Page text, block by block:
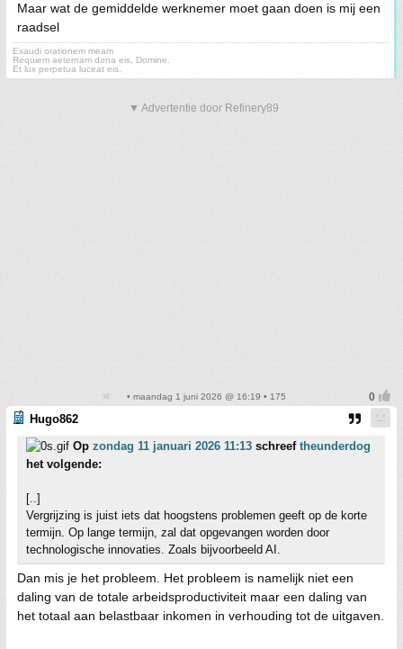
Maar wat de gemiddelde werknemer moet gaan doen is mij een
raadsel
Exaudi orationem meam
Requiem aeternam dona eis, Domine.
Et lux perpetua luceat eis.
▼ Advertentie door Refinery89
• maandag 1 juni 2026 @ 16:19 • 175
Hugo862
Op zondag 11 januari 2026 11:13 schreef theunderdog
het volgende:
[..]
Vergrijzing is juist iets dat hoogstens problemen geeft op de korte
termijn. Op lange termijn, zal dat opgevangen worden door
technologische innovaties. Zoals bijvoorbeeld AI.
Dan mis je het probleem. Het probleem is namelijk niet een
daling van de totale arbeidsproductiviteit maar een daling van
het totaal aan belastbaar inkomen in verhouding tot de uitgaven.